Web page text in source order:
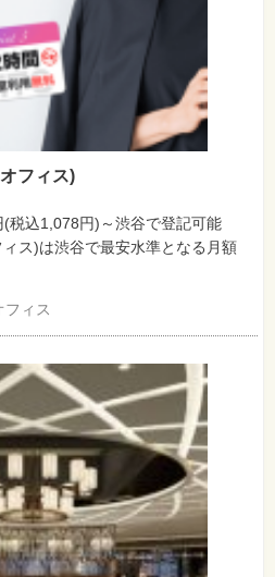
フィス)
税込1,078円)～渋谷で登記可能
ス)は渋谷で最安水準となる月額
フィス